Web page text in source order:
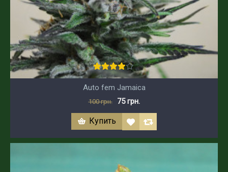
Auto fem Jamaica
100 грн. 75 грн.
Купить